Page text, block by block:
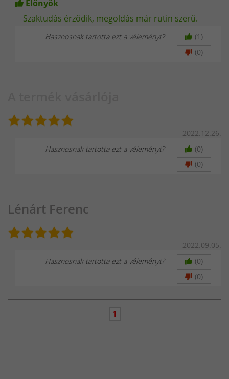
Előnyök
Szaktudás érződik, megoldás már rutin szerű.
Hasznosnak tartotta ezt a véleményt?
(1)
(0)
2022.12.26.
Hasznosnak tartotta ezt a véleményt?
(0)
(0)
Lénárt Ferenc
2022.09.05.
Hasznosnak tartotta ezt a véleményt?
(0)
(0)
1